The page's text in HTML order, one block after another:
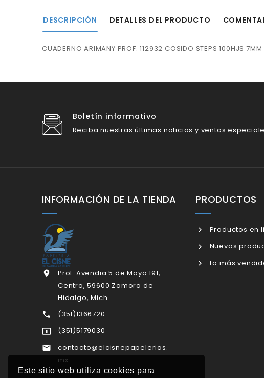
Este sitio web utiliza cookies para
DESCRIPCIÓN DETALLES DEL PRODUCTO
CUADERNO ARIMANY PROF. 112932 COSIDO STEPS 100HJS
Boletín informativo
Reciba nuestras últimas noticias y ventas
INFORMACIÓN DE LA TIENDA

Prol. Avendia 5 de Mayo 191,
Centro, 59600 Zamora de
Hidalgo, Mich.
 (351)1366720
 (351)5179030

contacto@elcisnepapelerias.
mx
PRODUCTOS
Productos en
Nuevos
Lo más